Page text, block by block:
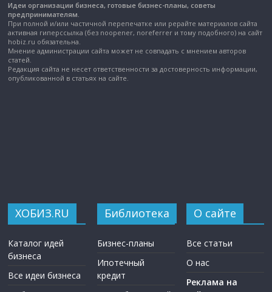
Идеи организации бизнеса, готовые бизнес-планы, советы
предпринимателям.
При полной и/или частичной перепечатке или рерайте материалов сайта
активная гиперссылка (без noopener, noreferrer и тому подобного) на сайт
hobiz.ru обязательна.
Мнение администрации сайта может не совпадать с мнением авторов
статей.
Редакция сайта не несет ответственности за достоверность информации,
опубликованной в статьях на сайте.
ХОБИЗ.RU
Каталог идей
бизнеса
Все идеи бизнеса
Библиотека
Бизнес-планы
Ипотечный
кредит
О сайте
Все статьи
О нас
Реклама на